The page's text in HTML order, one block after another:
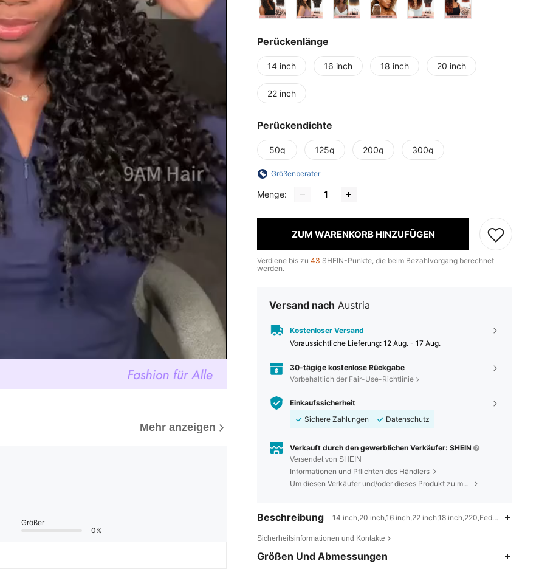
Mehr anzeigen
Größer
0%
Perückenlänge
14 inch 16 inch 18 inch 20 inch
22 inch
Perückendichte
50g 125g 200g 300g
Größenberater
Menge:
ZUM WARENKORB HINZUFÜGEN
Verdiene bis zu 43 SHEIN-Punkte, die beim Bezahlvorgang berechnet
werden.
Versand nach Austria
Kostenloser Versand
Voraussichtliche Lieferung: 12 Aug. - 17 Aug.
30-tägige kostenlose Rückgabe
Vorbehaltlich der Fair-Use-Richtlinie
Einkaufssicherheit
Sichere Zahlungen
Datenschutz
Verkauft durch den gewerblichen Verkäufer: SHEIN
Versendet von SHEIN
Informationen und Pflichten des Händlers
Um diesen Verkäufer und/oder dieses Produkt zu melden
Beschreibung 14 inch,20 inch,16 inch,22 inch,18 inch,220,Feder-
Sicherheitsinformationen und Kontakte
Größen Und Abmessungen